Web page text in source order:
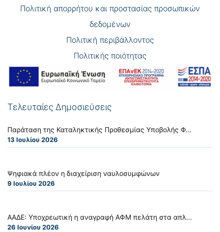
Πολιτική απορρήτου και προστασίας προσωπικών
δεδομένων
Πολιτική περιβάλλοντος
Πολιτικής ποιότητας
Τελευταίες Δημοσιεύσεις
Παράταση της Καταληκτικής Προθεσμίας Υποβολής Φ...
13 Ιουλίου 2026
Ψηφιακά πλέον η διαχείριση ναυλοσυμφώνων
9 Ιουλίου 2026
ΑΑΔΕ: Υποχρεωτική η αναγραφή ΑΦΜ πελάτη στα απλ...
26 Ιουνίου 2026